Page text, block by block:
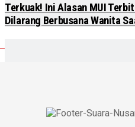
Terkuak! Ini Alasan MUI
Dilarang Berbusana Wanita